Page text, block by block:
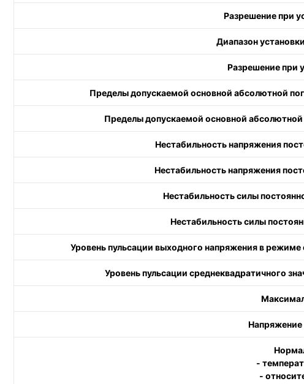
Разрешение при
Диапазон
Разрешение при
Пределы допускаемой основной абсолютной
Пределы допускаемой основной
Нестабильность напряжения
Нестабильность напряжения
Нестабильность силы
Нестабильность силы
Уровень пульсации выходного напряжения в
Уровень пульсации среднеквадратичного
Напряжение
-
-